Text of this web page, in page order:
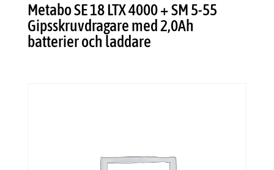
Metabo SE 18 LTX 4000 + SM 5-55
Gipsskruvdragare med 2,0Ah
batterier och laddare